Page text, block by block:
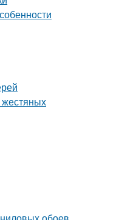
жестяных